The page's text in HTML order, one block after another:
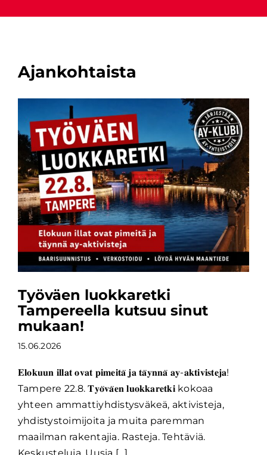
Ajankohtaista
Työväen luokkaretki
Tampereella kutsuu sinut
mukaan!
15.06.2026
𝐄𝐥𝐨𝐤𝐮𝐮𝐧 𝐢𝐥𝐥𝐚𝐭 𝐨𝐯𝐚𝐭 𝐩𝐢𝐦𝐞𝐢𝐭𝐚̈ 𝐣𝐚 𝐭𝐚̈𝐲𝐧𝐧𝐚̈ 𝐚𝐲-𝐚𝐤𝐭𝐢𝐯𝐢𝐬𝐭𝐞𝐣𝐚!
Tampere 22.8. 𝐓𝐲𝐨̈𝐯𝐚̈𝐞𝐧 𝐥𝐮𝐨𝐤𝐤𝐚𝐫𝐞𝐭𝐤𝐢 kokoaa
yhteen ammattiyhdistysväkeä, aktivisteja,
yhdistystoimijoita ja muita paremman
maailman rakentajia. Rasteja. Tehtäviä.
Keskusteluja. Uusia [...]